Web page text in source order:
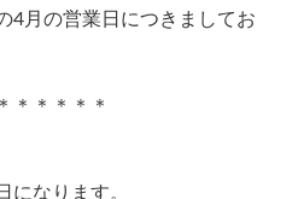
4月の営業日につきましてお
＊＊＊
なります。